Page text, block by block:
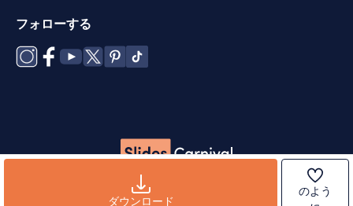
ダウンロード
のよう
フォローする
利用規約 テンプレートライセンス·ク
ッキーポリシー
プライバシーポリシー